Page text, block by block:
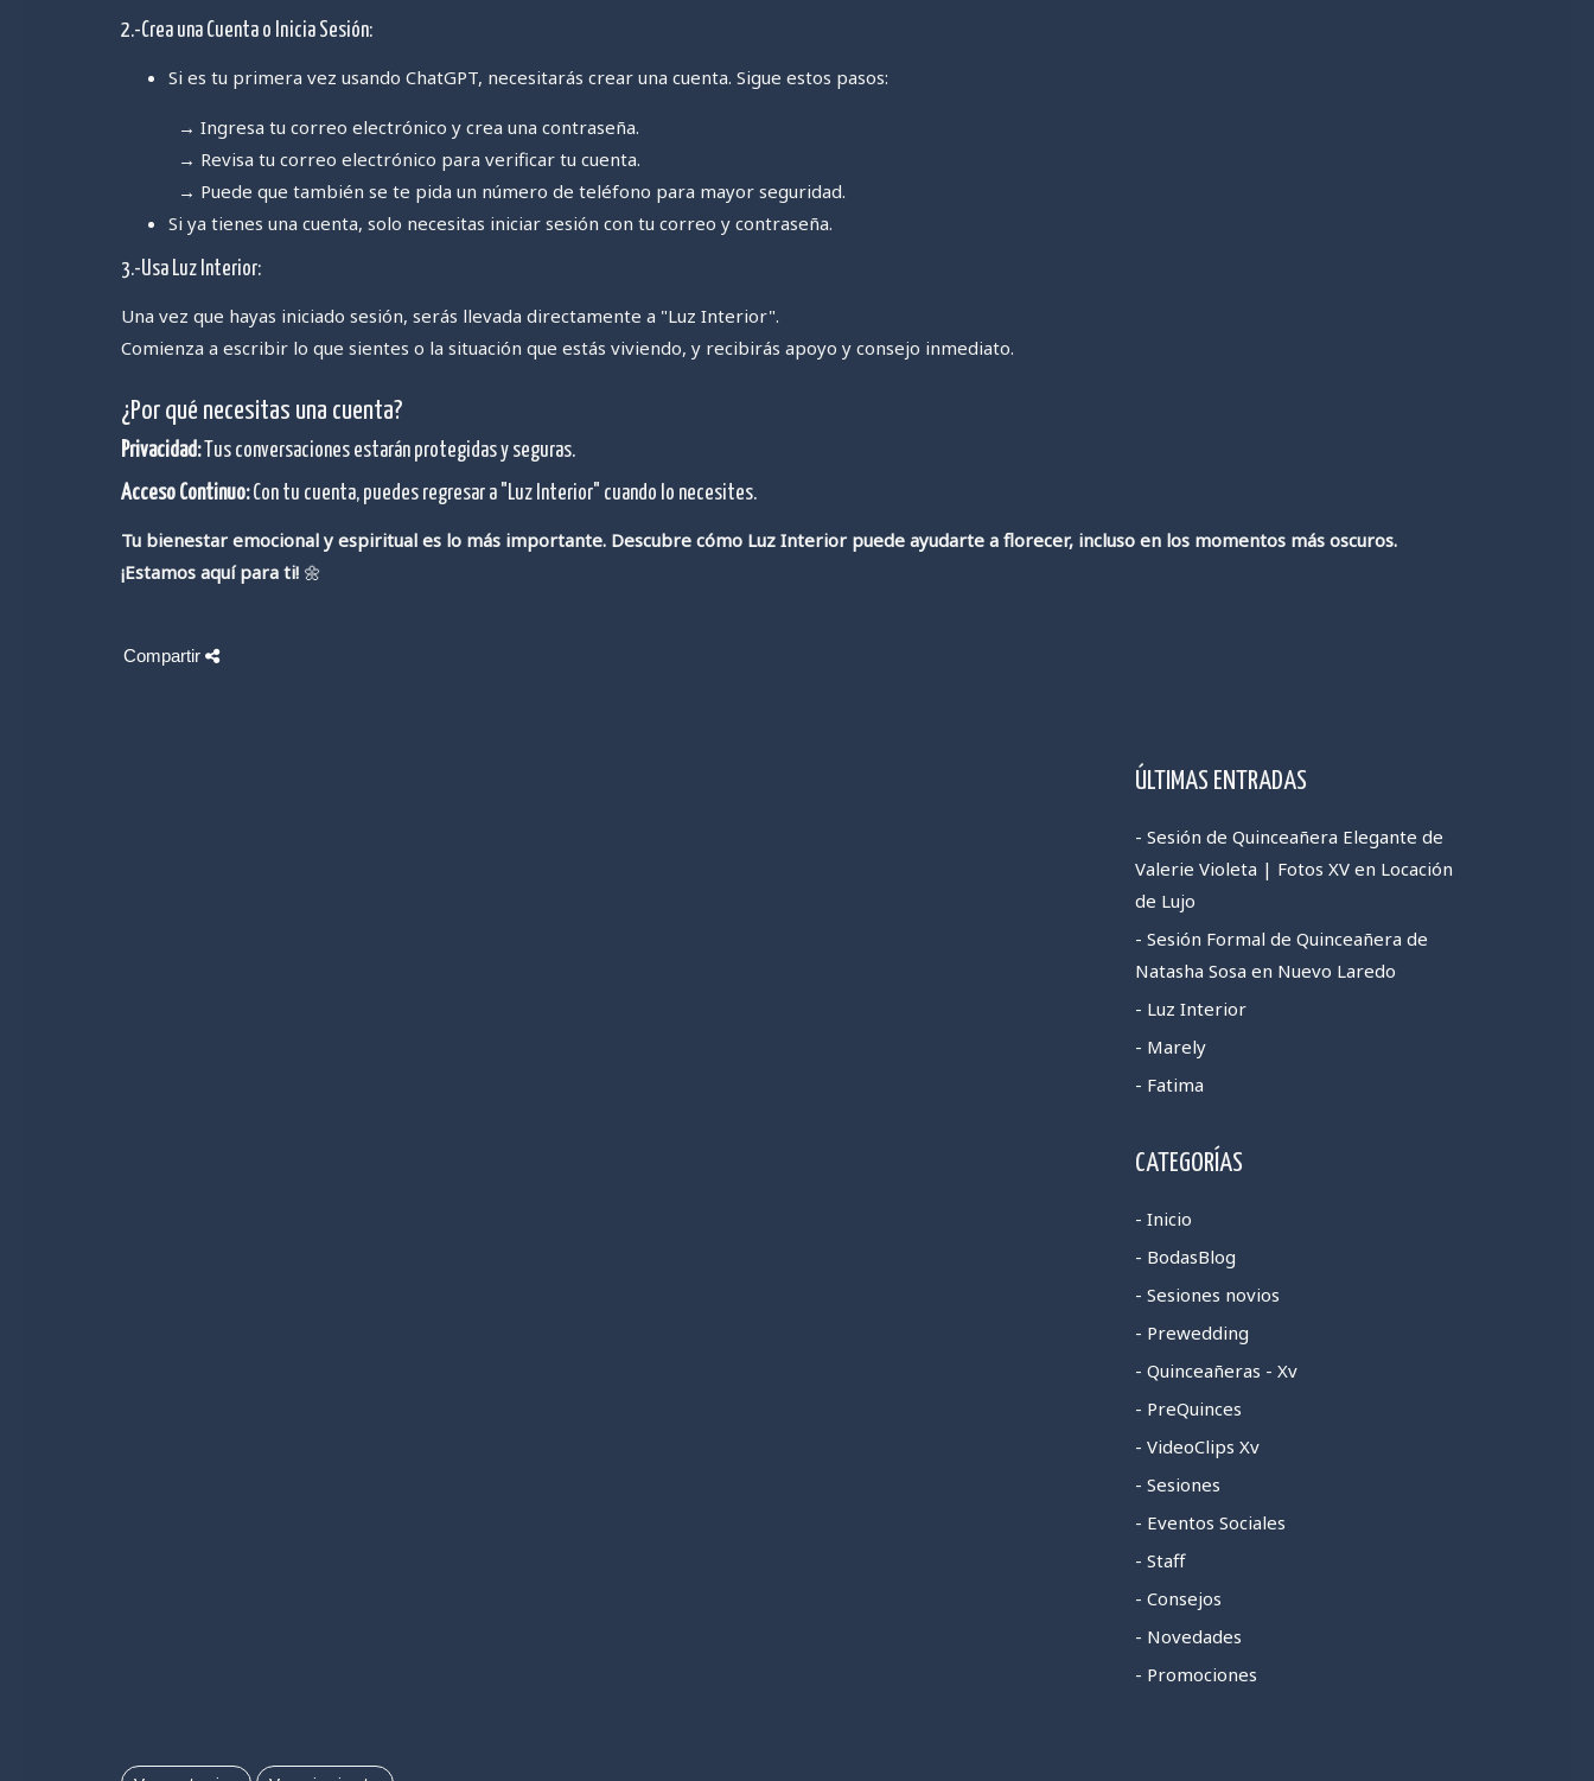
2.-Crea una Cuenta o Inicia Sesión:
Si es tu primera vez usando ChatGPT, necesitarás crear una cuenta. Sigue estos pasos:
→ Ingresa tu correo electrónico y crea una contraseña.
→ Revisa tu correo electrónico para verificar tu cuenta.
→ Puede que también se te pida un número de teléfono para mayor seguridad.
Si ya tienes una cuenta, solo necesitas iniciar sesión con tu correo y contraseña.
3.-Usa Luz Interior:
Una vez que hayas iniciado sesión, serás llevada directamente a "Luz Interior".
Comienza a escribir lo que sientes o la situación que estás viviendo, y recibirás apoyo y consejo inmediato.
¿Por qué necesitas una cuenta?
Privacidad:Tus conversaciones estarán protegidas y seguras.
Acceso Continuo:Con tu cuenta, puedes regresar a "Luz Interior" cuando lo necesites.
Tu bienestar emocional y espiritual es lo más importante. Descubre cómo Luz Interior puede ayudarte a florecer, incluso en los momentos más oscuros.
¡Estamos aquí para ti! 🌼
Compartir
ÚLTIMAS ENTRADAS
- Sesión de Quinceañera Elegante de
Valerie Violeta | Fotos XV en Locación
de Lujo
- Sesión Formal de Quinceañera de
Natasha Sosa en Nuevo Laredo
- Luz Interior
- Marely
- Fatima
CATEGORÍAS
- Inicio
- BodasBlog
- Sesiones novios
- Prewedding
- Quinceañeras - Xv
- PreQuinces
- VideoClips Xv
- Sesiones
- Eventos Sociales
- Staff
- Consejos
- Novedades
- Promociones